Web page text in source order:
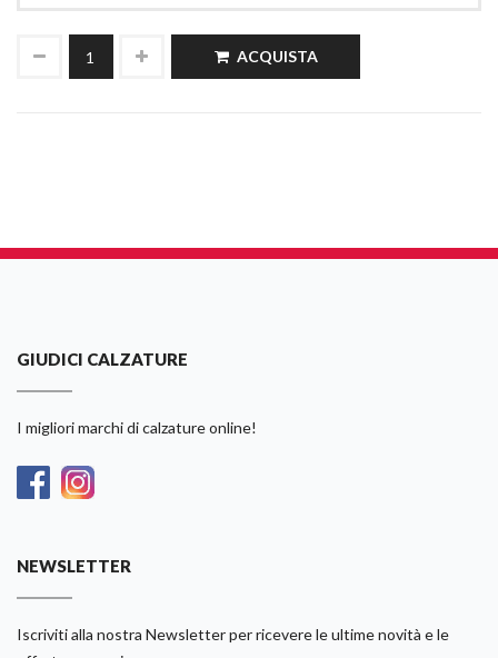
ACQUISTA
GIUDICI CALZATURE
I migliori marchi di calzature online!
NEWSLETTER
Iscriviti alla nostra Newsletter per ricevere le ultime novità e le